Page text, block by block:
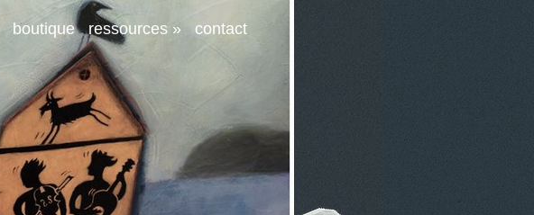
boutique ressources» contact